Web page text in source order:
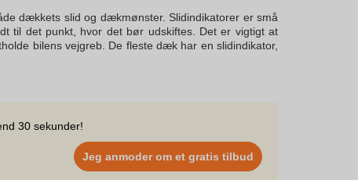
dækkets slid og dækmønster. Slidindikatorer er små
til det punkt, hvor det bør udskiftes. Det er vigtigt at
bilens vejgreb. De fleste dæk har en slidindikator,
mm. Nye dæk giver bedre vejgreb og sikkerhed, især
dæk kan også have en ekstra slidindikator, der
at måle dækkets mønsterdybde; hvis møntens kant
Vigtigt at kontrollere slidbanen, da en dybde under
og sikkerhed. Hvordan måler man dækmønster?
slidindikatoren angiver det er tid til udskiftning, og
hvor slidte de er for at bevare minimumskrav til
30 sekunder!
Jeg anmoder om et gratis tilbud